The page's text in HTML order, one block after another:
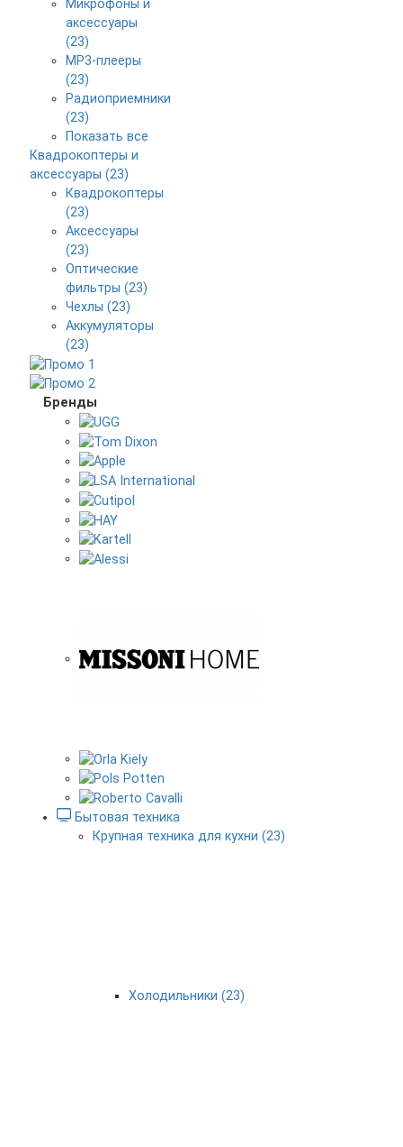
Микрофоны и
аксессуары
(23)
MP3-плееры
(23)
Радиоприемники
(23)
Показать все
Квадрокоптеры и
аксессуары (23)
Квадрокоптеры
(23)
Аксессуары
(23)
Оптические
фильтры (23)
Чехлы (23)
Аккумуляторы
(23)
Бренды
Бытовая техника
Крупная техника для кухни (23)
Холодильники (23)